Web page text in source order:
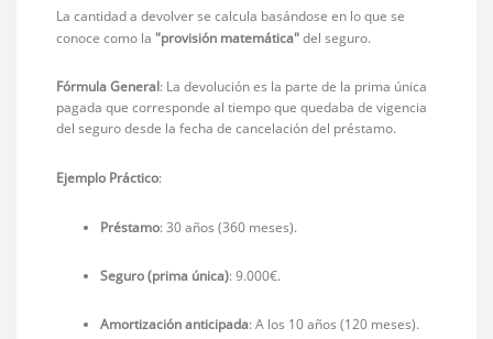
La cantidad a devolver se calcula basándose en lo que se
conoce como la "provisión matemática"del seguro.
Fórmula General: La devolución es la parte de la prima única
pagada que corresponde al tiempo que quedaba de vigencia
del seguro desde la fecha de cancelación del préstamo.
Ejemplo Práctico:
Préstamo: 30 años (360 meses).
Seguro (prima única): 9.000€.
Amortización anticipada: A los 10 años (120 meses).